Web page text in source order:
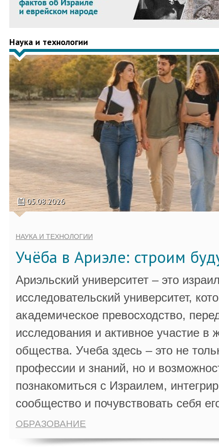
Наука и технологии
05.08.2026
НАУКА И ТЕХНОЛОГИИ
Учёба в Ариэле: строим
Ариэльский университет – это
исследовательский университет,
академическое превосходство,
исследования и активное участие в
общества. Учеба здесь – это не
профессии и знаний, но и
познакомиться с Израилем,
сообщество и почувствовать себя
ОБРАЗОВАНИЕ